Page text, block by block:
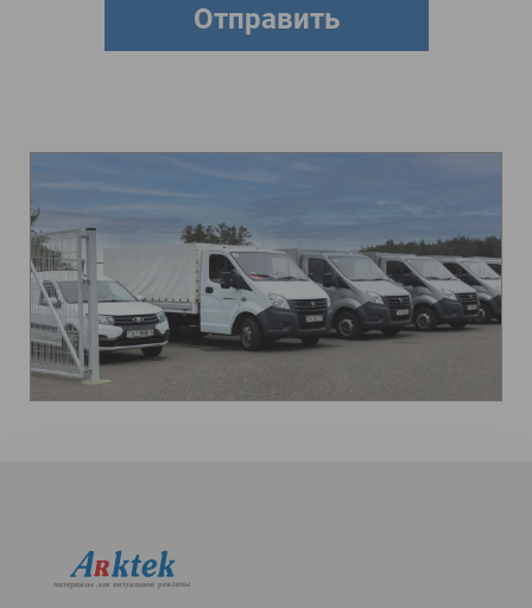
Отправить